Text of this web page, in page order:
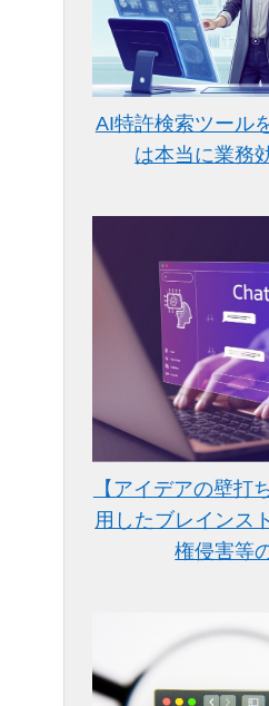
AI特許検索ツール
は本当に業務
【アイデアの壁打
用したブレインス
権侵害等